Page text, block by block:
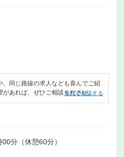
、同じ路線の求人なども喜んでご紹
があれば、ぜひご相談ください。
無料で相談する
分（休憩60分）